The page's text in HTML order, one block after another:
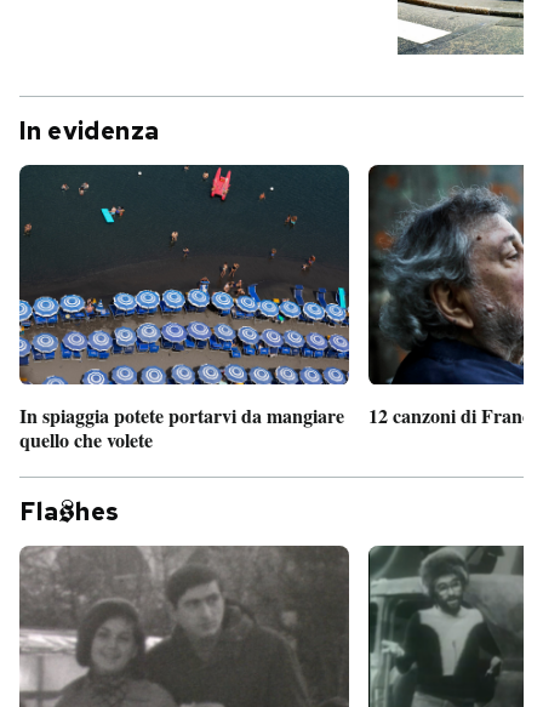
In evidenza
In spiaggia potete portarvi da mangiare
quello che volete
12 canzoni di
Fla hes